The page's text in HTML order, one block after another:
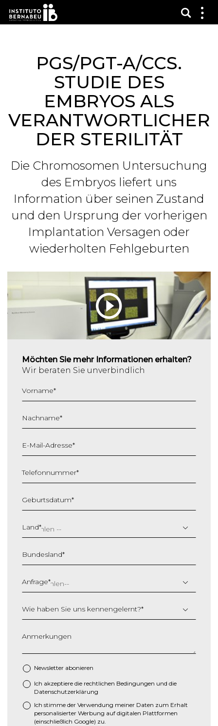
das
PGS/PGT-A/CCS.
STUDIE DES
EMBRYOS ALS
VERANTWORTLICHER
DER STERILITÄT
Die Chromosomen Untersuchung
des Embryos liefert uns
Information über seinen Zustand
und den Ursprung der vorherigen
Implantation Versagen oder
wiederholten Fehlgeburten
Möchten Sie mehr Informationen erhalten?
Wir beraten Sie unverbindlich
Vorname*
Nachname*
E-Mail-Adresse*
Telefonnummer*
Geburtsdatum*
T
S
h
ä
g
t
r
i
h
M
S
h
Land*
Bundesland*
Anfrage*
Wie haben Sie uns kennengelernt?*
Anmerkungen
Newsletter abonieren
* Ich akzeptiere die rechtlichen Bedingungen und die
Datenschutzerklärung
Ich stimme der Verwendung meiner Daten zum Erhalt
personalisierter Werbung auf digitalen Plattformen
(einschließlich Google) zu.